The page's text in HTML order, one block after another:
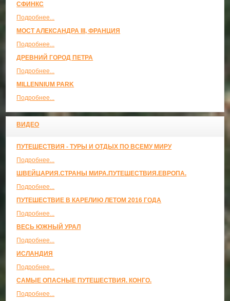
СФИНКС
Подробнее...
МОСТ АЛЕКСАНДРА III, ФРАНЦИЯ
Подробнее...
ДРЕВНИЙ ГОРОД ПЕТРА
Подробнее...
MILLENNIUM PARK
Подробнее...
ВИДЕО
ПУТЕШЕСТВИЯ - ТУРЫ И ОТДЫХ ПО ВСЕМУ МИРУ
Подробнее...
ШВЕЙЦАРИЯ.СТРАНЫ МИРА.ПУТЕШЕСТВИЯ.ЕВРОПА.
Подробнее...
ПУТЕШЕСТВИЕ В КАРЕЛИЮ ЛЕТОМ 2016 ГОДА
Подробнее...
ВЕСЬ ЮЖНЫЙ УРАЛ
Подробнее...
ИСЛАНДИЯ
Подробнее...
САМЫЕ ОПАСНЫЕ ПУТЕШЕСТВИЯ. КОНГО.
Подробнее...